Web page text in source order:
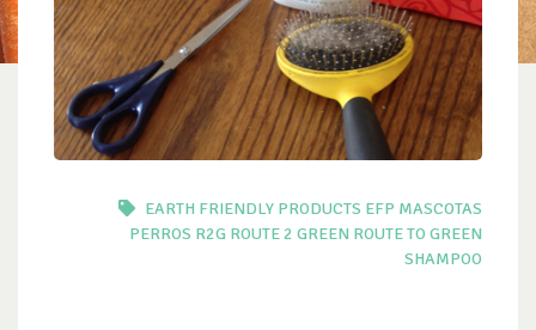
EARTH FRIENDLY PRODUCTS EFP MASCOTAS
PERROS R2G ROUTE 2 GREEN ROUTE TO GREEN
SHAMPOO